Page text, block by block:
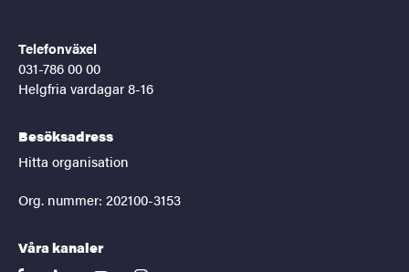
Telefonväxel
031-786 00 00
Helgfria vardagar 8-16
Besöksadress
Hitta organisation
Org. nummer: 202100-3153
Våra kanaler